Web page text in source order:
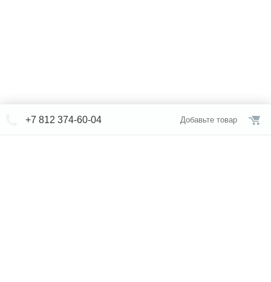
+7 812 374-60-04 Добавьте товар